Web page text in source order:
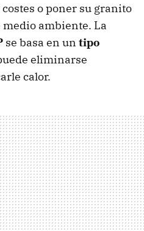
o poner su granito
ambiente. La
se basa en un tipo
eliminarse
calor.